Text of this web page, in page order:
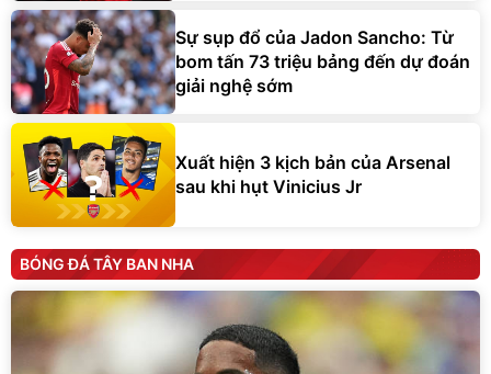
Sự sụp đổ của Jadon Sancho: Từ
bom tấn 73 triệu bảng đến dự đoán
giải nghệ sớm
Xuất hiện 3 kịch bản của Arsenal
sau khi hụt Vinicius Jr
BÓNG ĐÁ TÂY BAN NHA